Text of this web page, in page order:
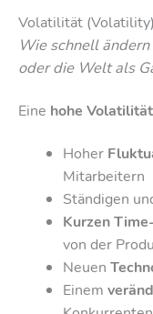
Volatilität (Volatility)
Wie schnell
oder die Welt als
Eine hohe Volatilität
Hoher
Mitarbeitern
Ständigen
Kurzen
von der
Neuen
Einem